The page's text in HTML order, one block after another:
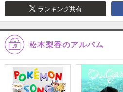
ランキング共有
松本梨香のアルバム